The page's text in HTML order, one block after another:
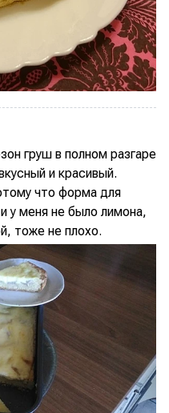
груш в полном разгаре
и красивый.
что форма для
у меня не было лимона,
тоже не плохо.